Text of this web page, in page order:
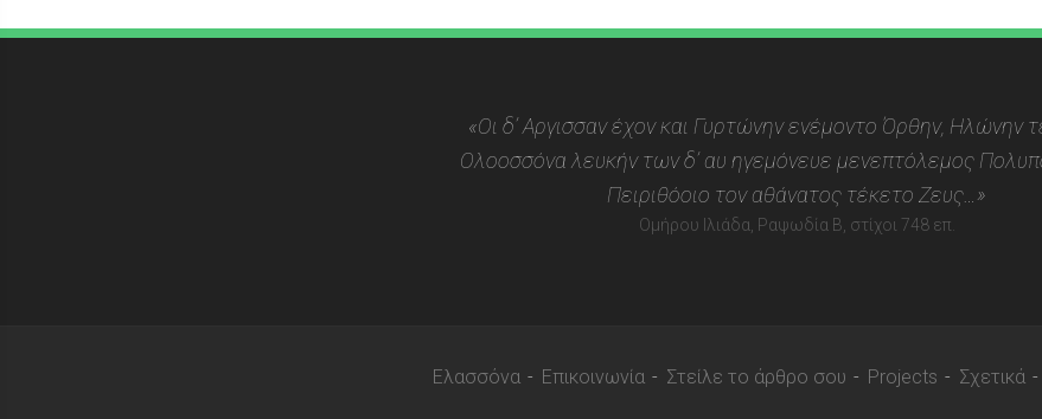
«Οι δ’ Αργισσαν έχον και Γυρτώνην ενέμοντο Όρθην, Ηλώνην
Ολοοσσόνα λευκήν των δ’ αυ ηγεμόνευε μενεπτόλεμος
Πειριθόοιο τον αθάνατος τέκετο Ζευς…»
Ομήρου Ιλιάδα, Ραψωδία Β, στίχοι 748 επ.
Ελασσόνα Επικοινωνία Στείλε το άρθρο σου Projects Σχετικά